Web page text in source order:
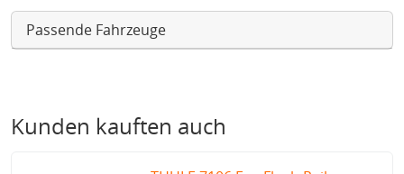
Passende Fahrzeuge
Kunden kauften auch